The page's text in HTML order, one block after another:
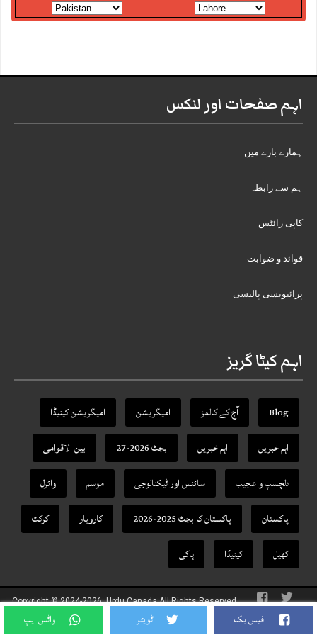
فیس بک ٹویٹر واٹس ایپ
اہم صفحات اور لنکس
ہمارے بارے میں
ہم سے رابطہ
کاپی رائٹس
قوائد و ضوابت
پرائیویسی پالیسی
اہم کیٹا گریز
Blog آج کے کالمز امیگریشن
امیگریشن کینیڈا
اہم خبریں
اہم خبریں بجٹ 2026-27
بین الاقوامی
دلچسپ و عجیب
سائنس اور ٹیکنالوجی موسم
وائرل
پاکستان
پاکستان کا بجٹ 2025-2026 کاروبار
کرکٹ
کھیل
کینیڈا ہاکی
Copyright © 2024-2026, Urdu Canada All Rights Reserved.
Theme Designed By
URDU CANADA